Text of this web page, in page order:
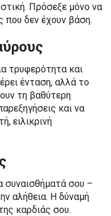
Πρόσεξε μόνο να
δεν έχουν βάση.
τρυφερότητα και
ένταση, αλλά το
τη βαθύτερη
και να
ειλικρινή
συναισθήματά σου –
αλήθεια. Η δύναμή
καρδιάς σου.